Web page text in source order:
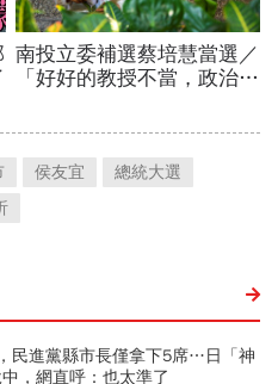
侯友宜
總統大選
民進黨縣市長僅拿下5席…日「神
，網直呼：也太準了